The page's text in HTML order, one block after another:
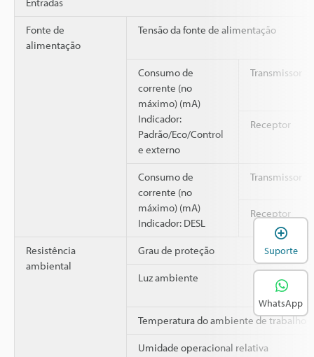
Fonte de
alimentação
Tensão da fonte de alimentação
Consumo de
corrente (no
máximo) (mA)
Indicador:
Padrão/Eco/Control
e externo
Transmissor
Receptor
Consumo de
corrente (no
máximo) (mA)
Indicador: DESL
Transmissor
Receptor
Resistência
ambiental
Grau de proteção
Luz ambiente
Temperatura do ambiente de trabalho
Umidade operacional relativa
Suporte
WhatsApp